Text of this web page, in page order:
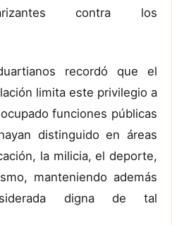
contra los
recordó que el
limita este privilegio a
funciones públicas
distinguido en áreas
la milicia, el deporte,
manteniendo además
digna de tal